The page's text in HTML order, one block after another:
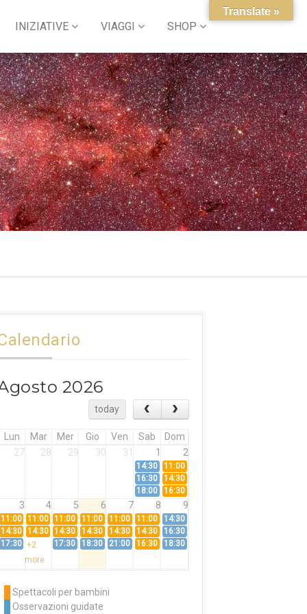
INIZIATIVE VIAGGI SHOP
2026
today
Lun Mar Mer Gio Ven Sab
Dom
27
28 29 30 31 1 2
14:30
11:00
16:30
14:30
18:00
16:30
3 4 5 6 7 8 9
11:00 11:00 11:00 11:00 11:00 11:00
14:30
14:30 14:30 14:30 14:30 14:30 14:30
16:30
17:30 +2
more
17:30 18:30 21:00 16:30 18:30
11:00
14:30
Spettacoli per bambini
Osservazioni guidate
Translate »